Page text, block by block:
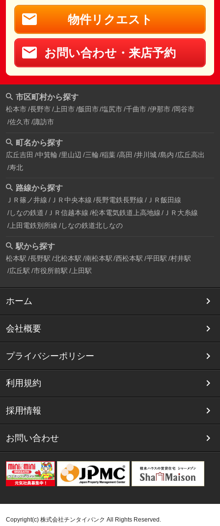
物件リクエスト
お問い合わせ・来店予約
市区町村から探す
松本市 長野市 上田市 飯田市 塩尻市 千曲市 伊那市 岡谷市
佐久市 諏訪市
町名から探す
広丘吉田 中箕輪 里山辺 三輪 稲葉 高田 井川城 島内 広丘高出
寿北
路線から探す
ＪＲ篠ノ井線 ＪＲ中央本線 長野電鉄長野線 ＪＲ飯田線
しなの鉄道 ＪＲ信越本線 松本電気鉄道上高地線
ＪＲ大糸線
上田電鉄別所線 しなの鉄道北しなの
駅から探す
松本駅 長野駅 北松本駅 南松本駅 西松本駅 平田駅 村井駅
広丘駅 市役所前駅 上田駅
ホーム
会社概要
プライバシーポリシー
利用規約
採用情報
お問い合わせ
Copyright(c) 株式会社チンタイバンク All Rights Reserved.